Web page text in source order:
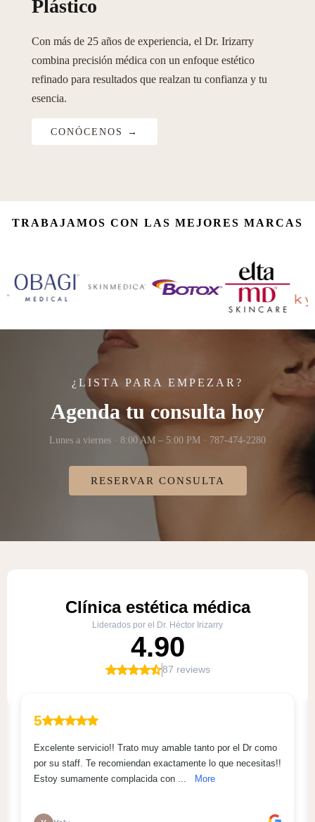
Plástico
Con más de 25 años de experiencia, el Dr. Irizarry
combina precisión médica con un enfoque estético
refinado para resultados que realzan tu confianza y tu
esencia.
CONÓCENOS →
TRABAJAMOS CON LAS MEJORES MARCAS
¿LISTA PARA EMPEZAR?
Agenda tu consulta hoy
Lunes a viernes · 8:00 AM – 5:00 PM · 787-474-2280
RESERVAR CONSULTA